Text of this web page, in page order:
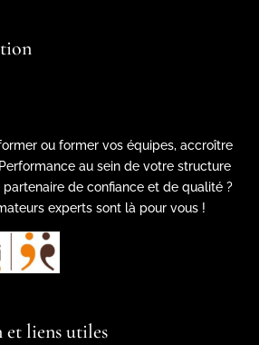
ou former vos équipes, accroître
au sein de votre structure
partenaire de confiance et de qualité ?
experts sont là pour vous !
liens utiles